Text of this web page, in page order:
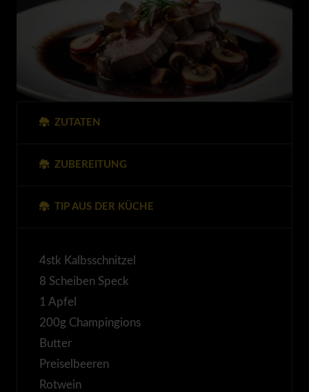
ZUTATEN
ZUBEREITUNG
TIP AUS DER KÜCHE
4stk Kalbsschnitzel
8 Scheiben Speck
1 Apfel
200g Champingions
Butter
Preiselbeeren
Rotwein